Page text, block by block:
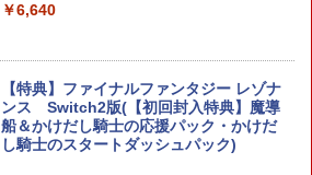
￥6,640
【特典】ファイナルファンタジー レゾナ
ンス Switch2版(【初回封入特典】魔導
船＆かけだし騎士の応援パック・かけだ
し騎士のスタートダッシュパック)